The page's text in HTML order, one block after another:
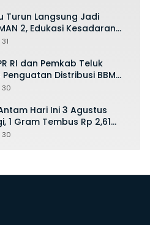
Turun Langsung Jadi
2, Edukasi Kesadaran
Kekerasan
31
RI dan Pemkab Teluk
Distribusi BBM
30
Hari Ini 3 Agustus
1 Gram Tembus Rp 2,61
30